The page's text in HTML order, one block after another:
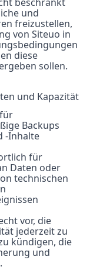
und
freizustellen,
von Siteuo in
diese
sollen.
und Kapazität
Backups
-Inhalte
für
Daten oder
technischen
vor, die
jederzeit zu
kündigen, die
und